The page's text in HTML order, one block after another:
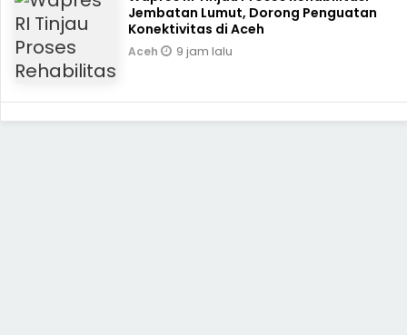
Jembatan Lumut, Dorong Penguatan
Konektivitas di Aceh
Aceh 9 jam lalu